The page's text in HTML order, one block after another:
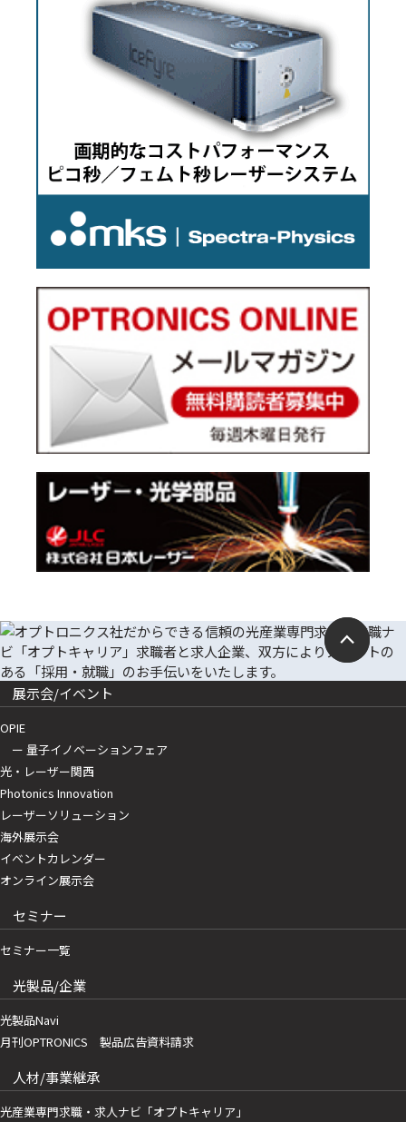
展示会/イベント
OPIE
ー 量子イノベーションフェア
光・レーザー関西
Photonics Innovation
レーザーソリューション
海外展示会
イベントカレンダー
オンライン展示会
セミナー
セミナー一覧
光製品/企業
光製品Navi
月刊OPTRONICS 製品広告資料請求
人材/事業継承
光産業専門求職・求人ナビ「オプトキャリア」